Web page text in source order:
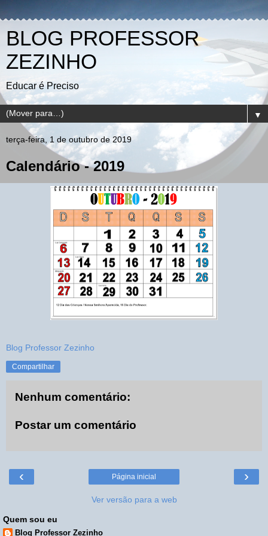
BLOG PROFESSOR
ZEZINHO
Educar é Preciso
▼
terça-feira, 1 de outubro de 2019
Calendário - 2019
Blog Professor Zezinho
Compartilhar
Nenhum comentário:
Postar um comentário
‹ ›
Página inicial
Ver versão para a web
Quem sou eu
Blog Professor Zezinho